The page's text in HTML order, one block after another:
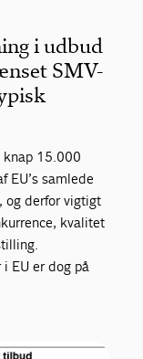
i udbud
SMV-
15.000
EU’s samlede
og derfor vigtigt
kvalitet
EU er dog på